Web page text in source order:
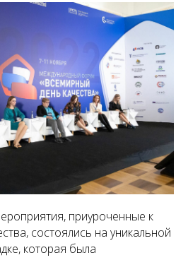
приуроченные к
состоялись на уникальной
которая была